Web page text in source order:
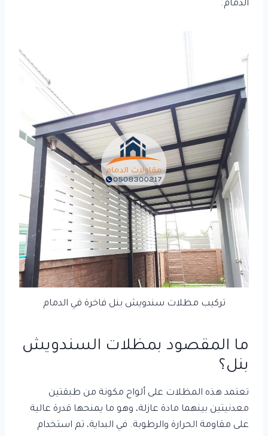
الدمام.
تركيب مظلات سندويش بنل فاخرة في الدمام
ما المقصود بمظلات السندويش
بنل؟
تعتمد هذه المظلات على ألواح مكونة من طبقتين
معدنيتين بينهما مادة عازلة، وهو ما يمنحها قدرة عالية
على مقاومة الحرارة والرطوبة. في البداية، تم استخدام